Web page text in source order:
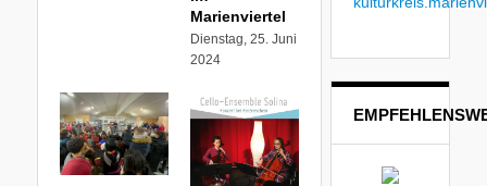
Marienviertel
Dienstag, 25. Juni
2024